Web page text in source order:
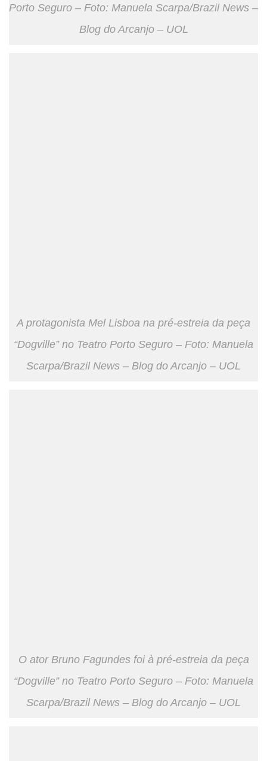
Porto Seguro – Foto: Manuela Scarpa/Brazil News –
Blog do Arcanjo – UOL
A protagonista Mel Lisboa na pré-estreia da peça
“Dogville” no Teatro Porto Seguro – Foto: Manuela
Scarpa/Brazil News – Blog do Arcanjo – UOL
O ator Bruno Fagundes foi à pré-estreia da peça
“Dogville” no Teatro Porto Seguro – Foto: Manuela
Scarpa/Brazil News – Blog do Arcanjo – UOL